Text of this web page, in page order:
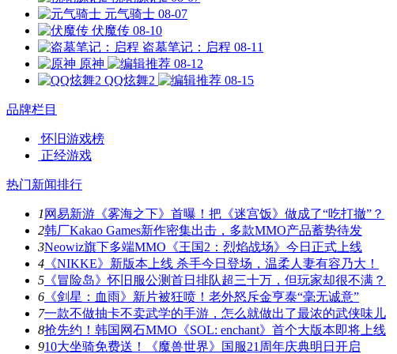
元气骑士 08-07
伏魔传 08-10
盗墓笔记：启程 08-11
原神
08-12
QQ炫舞2
08-15
品牌栏目
怀旧游戏榜
正经游戏
热门新闻排行
1 网易新游《雾海之下》首曝！把《迷宫饭》做成了“吃打撤”？
2韩厂Kakao Games新作密集出击，多款MMO产品蓄势待发
3Neowiz旗下多端MMO《王国2：烈焰战场》今日正式上线
4 《NIKKE》新版本上线 杀手今日登场，温柔人妻有容乃大！
5 《冒险岛》怀旧服公测首日排队超三十万，但玩家却很不满？
6 《剑星：血雨》新片被狂喷！老外怒斥金亨泰“毫无诚意”
7一款不做抽卡不卖武学的手游，怎么就做出了最浓的武侠味儿
8抢先约！韩国网石MMO《SOL: enchant》首个大版本即将上线
910大坐骑免费送！《魔兽世界》国服21周年庆典明日开启